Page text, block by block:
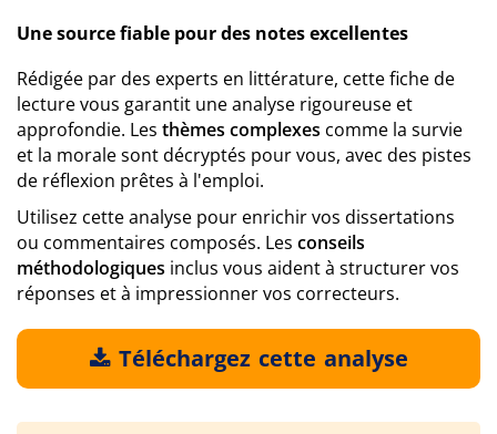
Une source fiable pour des notes excellentes
Rédigée par des experts en littérature, cette fiche de
lecture vous garantit une analyse rigoureuse et
approfondie. Les thèmes complexes comme la survie
et la morale sont décryptés pour vous, avec des pistes
de réflexion prêtes à l'emploi.
Utilisez cette analyse pour enrichir vos dissertations
ou commentaires composés. Les conseils
méthodologiques inclus vous aident à structurer vos
réponses et à impressionner vos correcteurs.
Téléchargez cette analyse